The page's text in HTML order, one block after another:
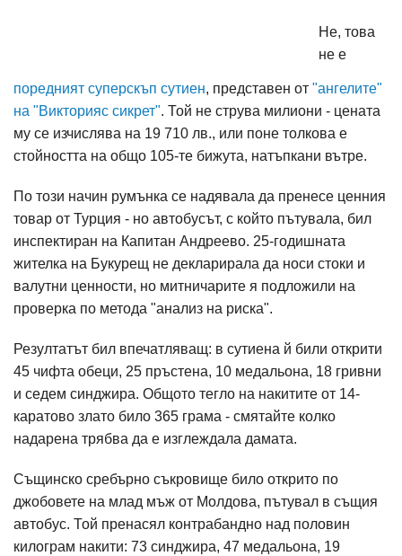
Не, това
не е
поредният суперскъп сутиен, представен от "ангелите"
на "Викторияс сикрет". Той не струва милиони - цената
му се изчислява на 19 710 лв., или поне толкова е
стойността на общо 105-те бижута, натъпкани вътре.
По този начин румънка се надявала да пренесе ценния
товар от Турция - но автобусът, с който пътувала, бил
инспектиран на Капитан Андреево. 25-годишната
жителка на Букурещ не декларирала да носи стоки и
валутни ценности, но митничарите я подложили на
проверка по метода "анализ на риска".
Резултатът бил впечатляващ: в сутиена й били открити
45 чифта обеци, 25 пръстена, 10 медальона, 18 гривни
и седем синджира. Общото тегло на накитите от 14-
каратово злато било 365 грама - смятайте колко
надарена трябва да е изглеждала дамата.
Същинско сребърно съкровище било открито по
джобовете на млад мъж от Молдова, пътувал в същия
автобус. Той пренасял контрабандно над половин
килограм накити: 73 синджира, 47 медальона, 19